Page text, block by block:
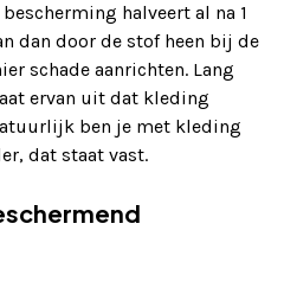
halveert al na 1
dan door de stof heen bij de
schade aanrichten. Lang
ervan uit dat kleding
ben je met kleding
dat staat vast.